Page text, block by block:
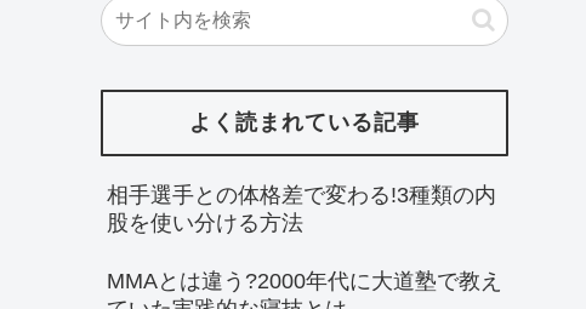
よく読まれている記事
相手選手との体格差で変わる!3種類の内
股を使い分ける方法
MMAとは違う?2000年代に大道塾で教え